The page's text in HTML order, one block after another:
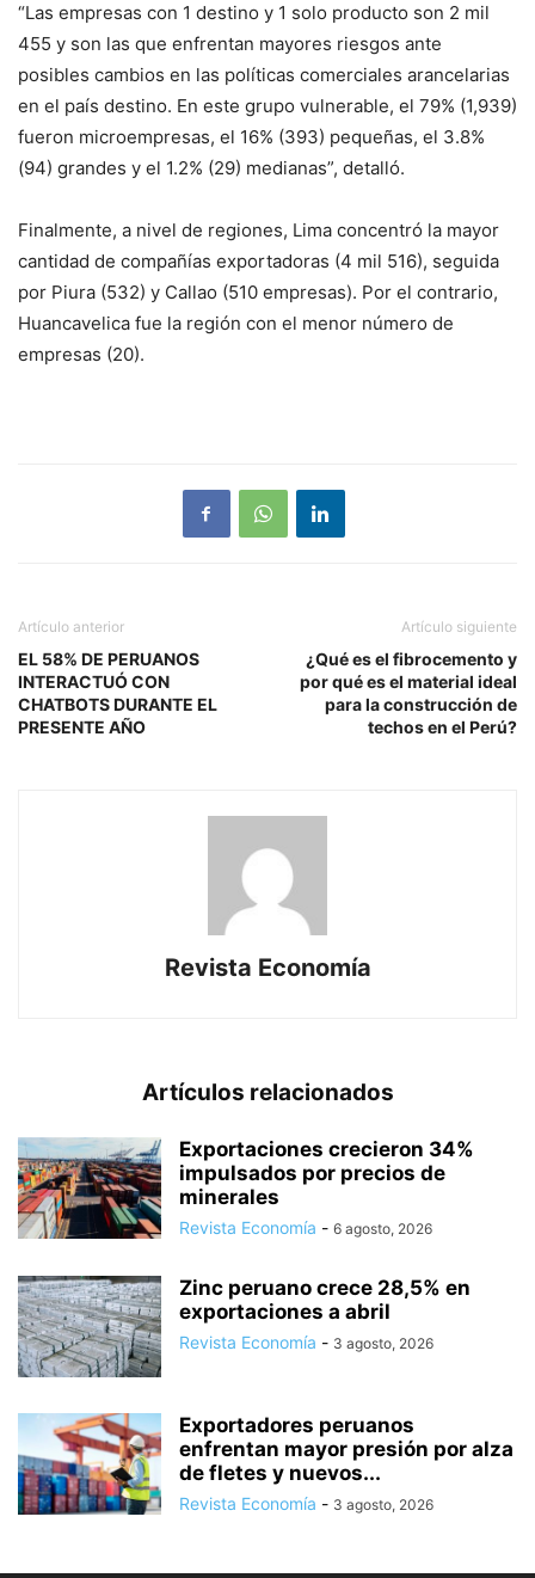
“Las empresas con 1 destino y 1 solo producto son 2 mil
455 y son las que enfrentan mayores riesgos ante
posibles cambios en las políticas comerciales arancelarias
en el país destino. En este grupo vulnerable, el 79% (1,939)
fueron microempresas, el 16% (393) pequeñas, el 3.8%
(94) grandes y el 1.2% (29) medianas”, detalló.
Finalmente, a nivel de regiones, Lima concentró la mayor
cantidad de compañías exportadoras (4 mil 516), seguida
por Piura (532) y Callao (510 empresas). Por el contrario,
Huancavelica fue la región con el menor número de
empresas (20).
Artículo anterior
EL 58% DE PERUANOS
INTERACTUÓ CON
CHATBOTS DURANTE EL
PRESENTE AÑO
Artículo siguiente
¿Qué es el fibrocemento y
por qué es el material ideal
para la construcción de
techos en el Perú?
Revista Economía
Artículos relacionados
Exportaciones crecieron 34%
impulsados por precios de
minerales
Revista Economía - 6 agosto, 2026
Zinc peruano crece 28,5% en
exportaciones a abril
Revista Economía - 3 agosto, 2026
Exportadores peruanos
enfrentan mayor presión por alza
de fletes y nuevos...
Revista Economía - 3 agosto, 2026